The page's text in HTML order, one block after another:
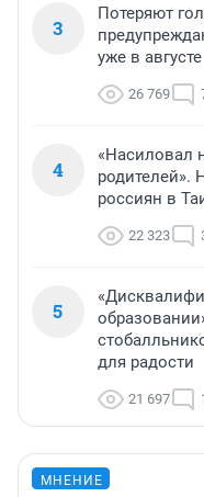
3
Потеряют
уже в августе
26 769
4
«Насиловал
родителей».
россиян в
22 323
5
для радости
21 697
МНЕНИЕ